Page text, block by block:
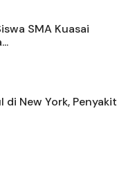
SMA Kuasai
New York, Penyakit